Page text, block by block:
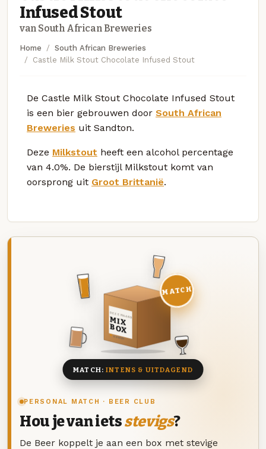
Infused Stout
van South African Breweries
Home
South African Breweries
Castle Milk Stout Chocolate Infused Stout
De Castle Milk Stout Chocolate Infused Stout
is een bier gebrouwen door South African
Breweries uit Sandton.
Deze Milkstout heeft een alcohol percentage
van 4.0%. De bierstijl Milkstout komt van
oorsprong uit Groot Brittanië.
PERSONAL MATCH · BEER CLUB
Hou je van ietsstevigs?
De Beer koppelt je aan een box met stevige
DEZE MAAND
MIX
BOX
8 BIEREN
MATCH
MATCH:INTENS & UITDAGEND